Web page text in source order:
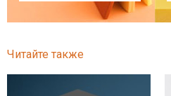
Читайте также